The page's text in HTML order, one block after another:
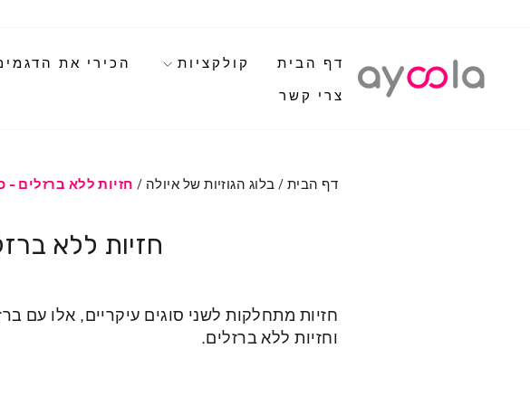
דף הבית קולקציות הכירי את
צרי קשר
דף הבית / בלוג הגוזיות של איולה / חזיות ללא ברזלים -
חזיות ללא
חזיות מתחלקות לשני סוגים עיקריים, אלו עם
וחזיות ללא ברזלים.